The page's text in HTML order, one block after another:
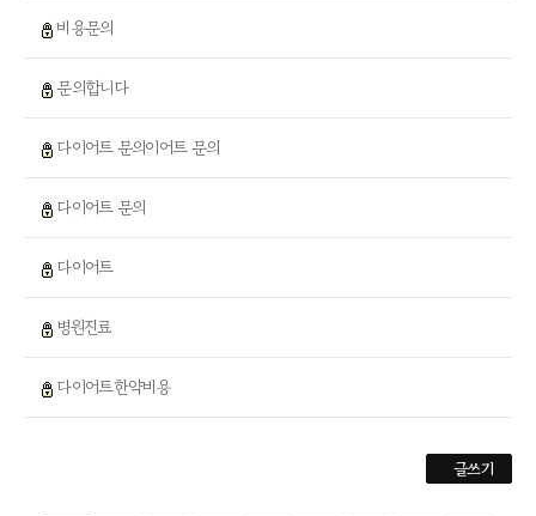
비용문의
문의합니다
다이어트 문의이어트 문의
다이어트 문의
다이어트
병원진료
다이어트한약비용
글쓰기